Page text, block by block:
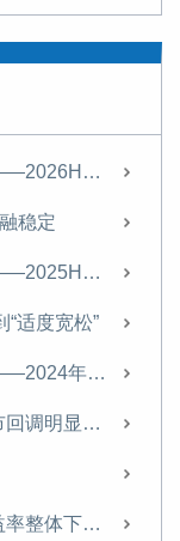
【NIFD季报】震荡寻机，扩容提质——2026H1债券市场报告
稳定
【NIFD季报】震荡加剧，扩容提速——2025H1债券市场
适度宽松”
【NIFD季报】债牛未尽，宽松延续——2024年度债券市场
【NIFD季报】货币政策超预期，债市回调明显——2024Q3债券市场
【NIFD季报】债市流动性充裕，收益率整体下行——2024Q2债券市场